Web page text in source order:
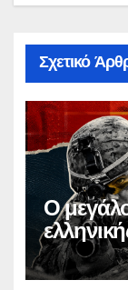
Σχετικό
Ο